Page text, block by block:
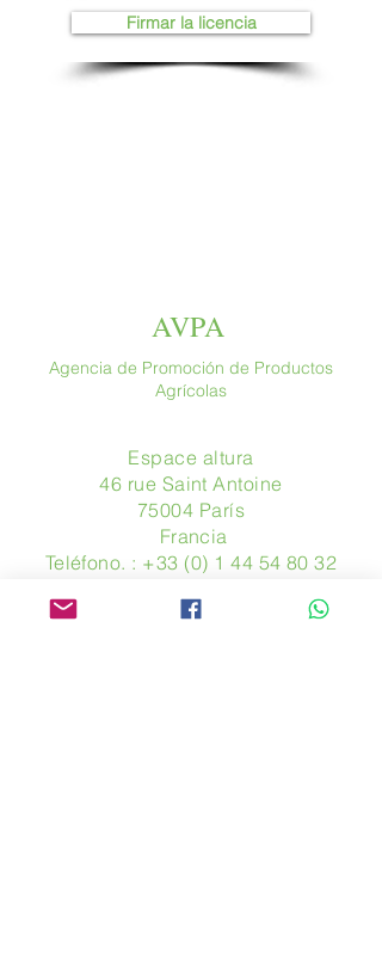
Firmar la licencia
AVPA
Agencia de Promoción de Productos
Agrícolas
Espace altura
46 rue Saint Antoine
75004 París
​ Francia
Teléfono. : +33 (0) 1 44 54 80 32
www.avpa.fr